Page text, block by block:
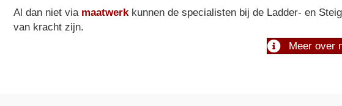
Al dan niet via maatwerkkunnen de specialisten bij de Ladder- en
van kracht zijn.
Meer over